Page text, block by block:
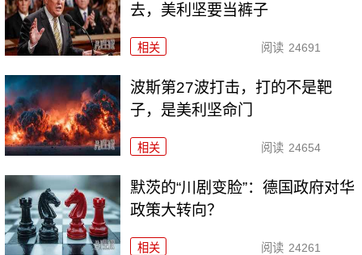
去，美利坚要当裤子
相关 阅读 24691
波斯第27波打击，打的不是靶
子，是美利坚命门
相关 阅读 24654
默茨的“川剧变脸”：德国政府对华
政策大转向？
相关 阅读 24261